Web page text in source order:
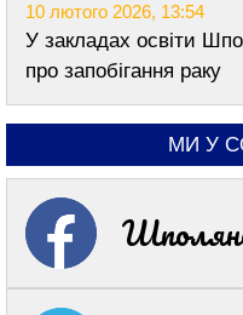
10 лютого 2026, 13:54
У закладах освіти
про запобігання раку
МИ У